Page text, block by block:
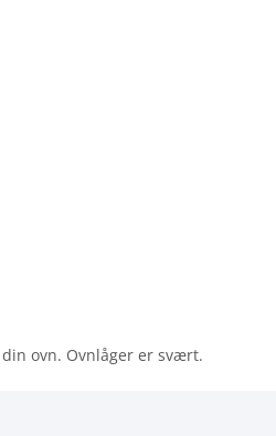
ovn. Ovnlåger er svært.